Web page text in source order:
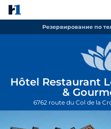
Резервирование по
Hôtel Restaurant
&
6762 route du Col de la